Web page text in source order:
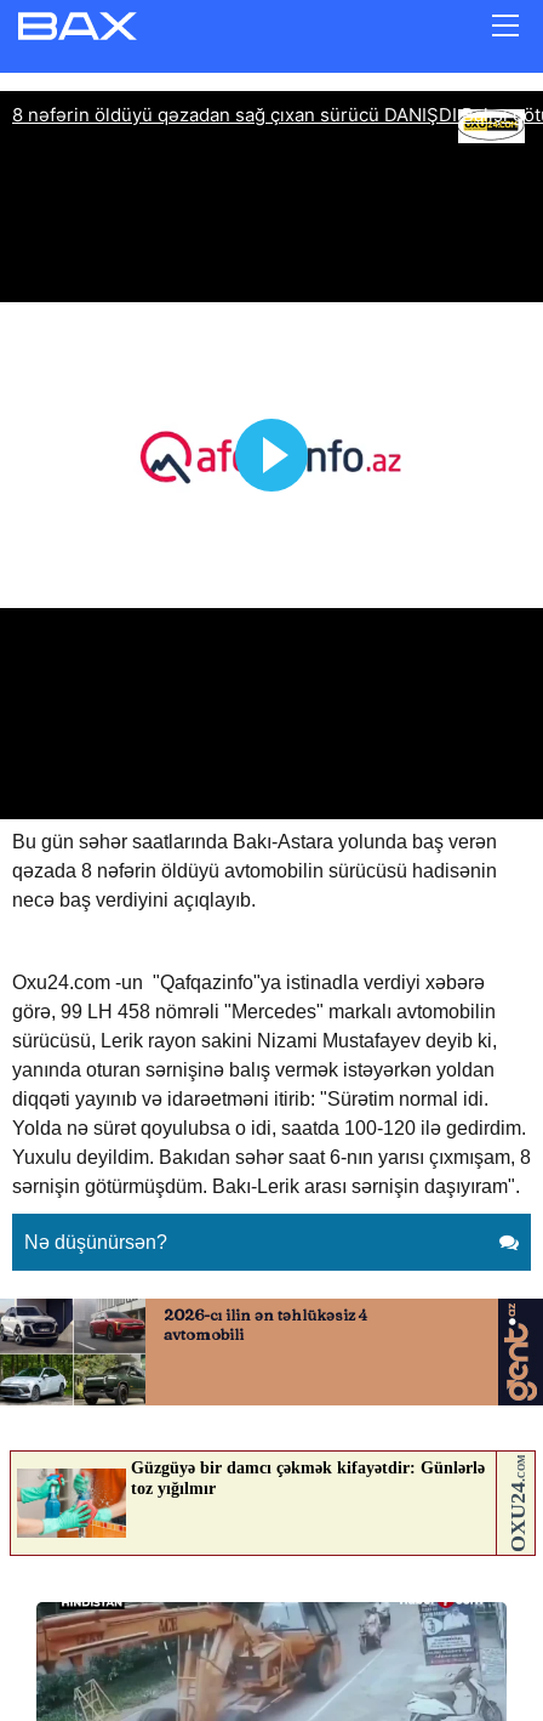
8 nəfərin öldüyü qəzadan sağ
Bu gün səhər saatlarında Bakı-Astara yolunda baş verən
qəzada 8 nəfərin öldüyü avtomobilin sürücüsü hadisənin
necə baş verdiyini açıqlayıb.
Oxu24.com -un "Qafqazinfo"ya istinadla verdiyi xəbərə
görə, 99 LH 458 nömrəli "Mercedes" markalı avtomobilin
sürücüsü, Lerik rayon sakini Nizami Mustafayev deyib ki,
yanında oturan sərnişinə balış vermək istəyərkən yoldan
diqqəti yayınıb və idarəetməni itirib: "Sürətim normal idi.
Yolda nə sürət qoyulubsa o idi, saatda 100-120 ilə gedirdim.
Yuxulu deyildim. Bakıdan səhər saat 6-nın yarısı çıxmışam, 8
sərnişin götürmüşdüm. Bakı-Lerik arası sərnişin daşıyıram".
Nə düşünürsən?